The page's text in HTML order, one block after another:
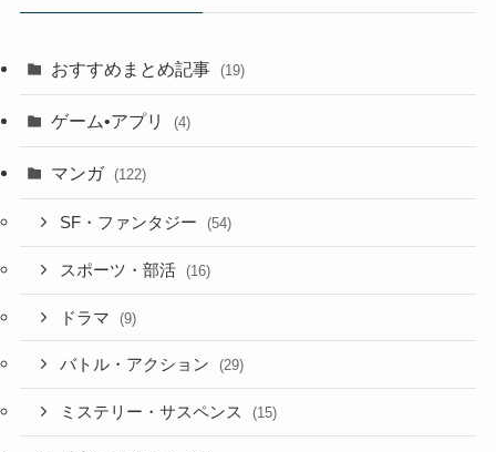
おすすめまとめ記事 (19)
ゲーム•アプリ (4)
マンガ (122)
SF・ファンタジー (54)
スポーツ・部活 (16)
ドラマ (9)
バトル・アクション (29)
ミステリー・サスペンス (15)